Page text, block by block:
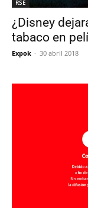
RSE
¿Disney
tabaco en
Expok - 30 abril 2018